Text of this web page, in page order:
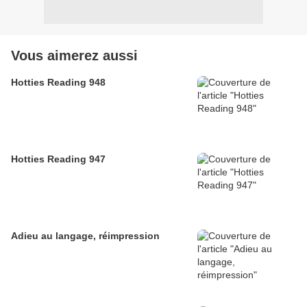
Vous aimerez aussi
Hotties Reading 948
Hotties Reading 947
Adieu au langage, réimpression